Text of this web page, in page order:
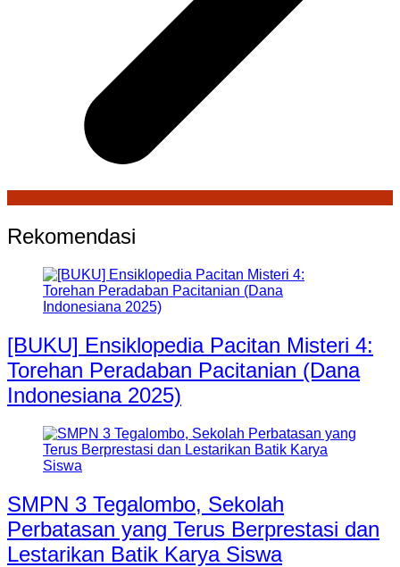
Rekomendasi
[BUKU] Ensiklopedia Pacitan Misteri 4:
Torehan Peradaban Pacitanian (Dana
Indonesiana 2025)
SMPN 3 Tegalombo, Sekolah
Perbatasan yang Terus Berprestasi dan
Lestarikan Batik Karya Siswa